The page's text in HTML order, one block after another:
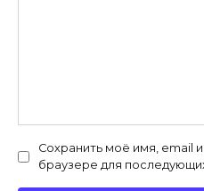
Сохранить моё имя, email
браузере для